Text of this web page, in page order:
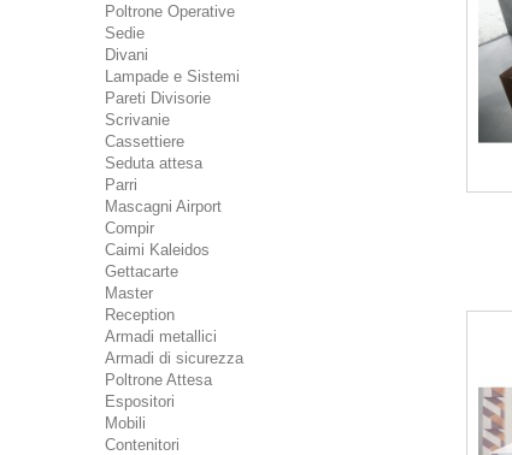
Poltrone Operative
Sedie
Divani
Lampade e Sistemi
Pareti Divisorie
Scrivanie
Cassettiere
Seduta attesa
Parri
Mascagni Airport
Compir
Caimi Kaleidos
Gettacarte
Master
Reception
Armadi metallici
Armadi di sicurezza
Poltrone Attesa
Espositori
Mobili
Contenitori